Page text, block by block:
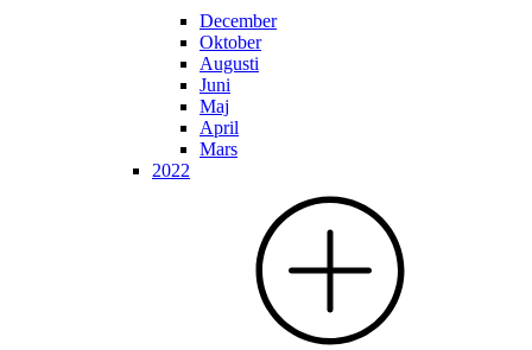
December
Oktober
Augusti
Juni
Maj
April
Mars
2022